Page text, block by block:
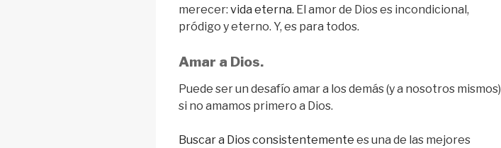
merecer: vida eterna. El amor de Dios es incondicional,
pródigo y eterno. Y, es para todos.
Amar a Dios.
Puede ser un desafío amar a los demás (y a nosotros mismos)
si no amamos primero a Dios.
Buscar a Dios consistentemente es una de las mejores